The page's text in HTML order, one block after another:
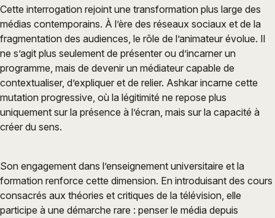
Cette interrogation rejoint une transformation plus large des
médias contemporains. À l’ère des réseaux sociaux et de la
fragmentation des audiences, le rôle de l’animateur évolue. Il
ne s’agit plus seulement de présenter ou d’incarner un
programme, mais de devenir un médiateur capable de
contextualiser, d’expliquer et de relier. Ashkar incarne cette
mutation progressive, où la légitimité ne repose plus
uniquement sur la présence à l’écran, mais sur la capacité à
créer du sens.
Son engagement dans l’enseignement universitaire et la
formation renforce cette dimension. En introduisant des cours
consacrés aux théories et critiques de la télévision, elle
participe à une démarche rare : penser le média depuis